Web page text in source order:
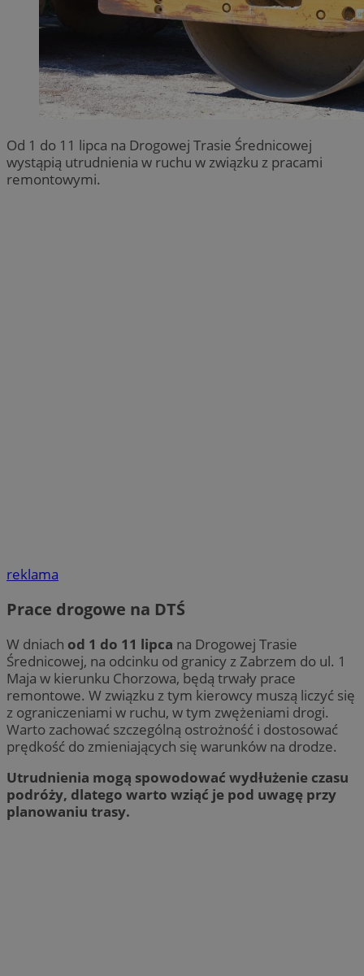
Od 1 do 11 lipca na Drogowej Trasie Średnicowej
wystąpią utrudnienia w ruchu w związku z pracami
remontowymi.
reklama
Prace drogowe na DTŚ
W dniach od 1 do 11 lipca na Drogowej Trasie
Średnicowej, na odcinku od granicy z Zabrzem do ul. 1
Maja w kierunku Chorzowa, będą trwały prace
remontowe. W związku z tym kierowcy muszą liczyć się
z ograniczeniami w ruchu, w tym zwężeniami drogi.
Warto zachować szczególną ostrożność i dostosować
prędkość do zmieniających się warunków na drodze.
Utrudnienia mogą spowodować wydłużenie czasu
podróży, dlatego warto wziąć je pod uwagę przy
planowaniu trasy.